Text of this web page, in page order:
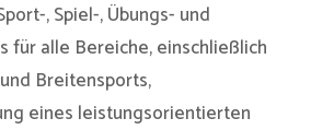
, Spiel-, Übungs- und
für alle Bereiche, einschließlich
Breitensports,
eines leistungsorientierten